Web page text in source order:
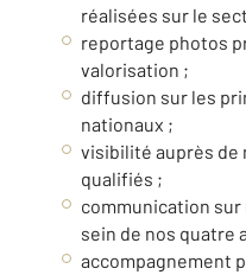
réalisées sur le
reportage photos
valorisation ;
diffusion sur les
nationaux ;
visibilité auprès de
qualifiés ;
communication sur
sein de nos quatre
accompagnement